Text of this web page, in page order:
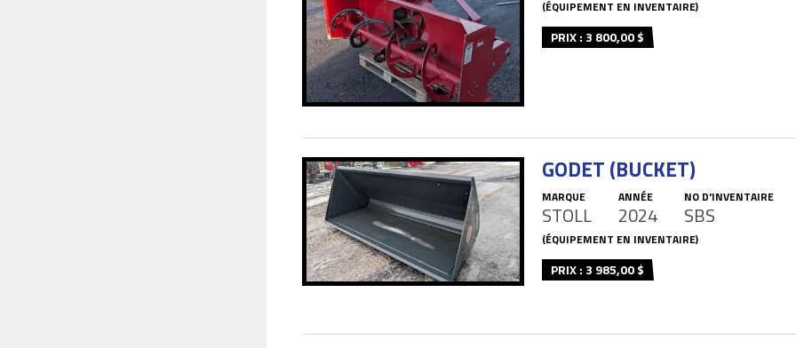
(ÉQUIPEMENT EN INVENTAIRE)
PRIX : 3 800,00 $
GODET (BUCKET)
MARQUE
STOLL
ANNÉE
2024
NO D'INVENTAIRE
SBS
(ÉQUIPEMENT EN INVENTAIRE)
PRIX : 3 985,00 $